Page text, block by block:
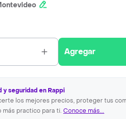
Agregar
y seguridad en Rappi
los mejores precios, proteger tus
más practico para ti. Conoce más...